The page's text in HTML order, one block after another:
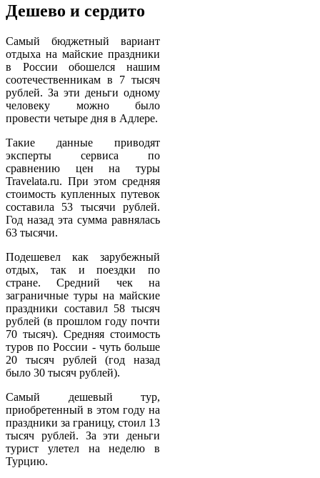
Дешево и сердито
Самый бюджетный вариант
отдыха на майские праздники
в России обошелся нашим
соотечественникам в 7 тысяч
рублей. За эти деньги одному
человеку можно было
провести четыре дня в Адлере.
Такие данные приводят
эксперты сервиса по
сравнению цен на туры
Travelata.ru. При этом средняя
стоимость купленных путевок
составила 53 тысячи рублей.
Год назад эта сумма равнялась
63 тысячи.
Подешевел как зарубежный
отдых, так и поездки по
стране. Средний чек на
заграничные туры на майские
праздники составил 58 тысяч
рублей (в прошлом году почти
70 тысяч). Средняя стоимость
туров по России - чуть больше
20 тысяч рублей (год назад
было 30 тысяч рублей).
Самый дешевый тур,
приобретенный в этом году на
праздники за границу, стоил 13
тысяч рублей. За эти деньги
турист улетел на неделю в
Турцию.